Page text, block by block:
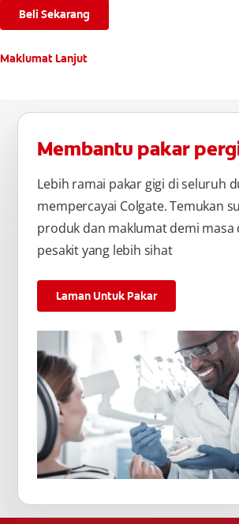
Beli Sekarang
Maklumat Lanjut
Membantu pakar
Lebih ramai pakar gigi di seluruh
mempercayai Colgate. Temukan
produk dan maklumat demi masa
pesakit yang lebih sihat
Laman Untuk Pakar